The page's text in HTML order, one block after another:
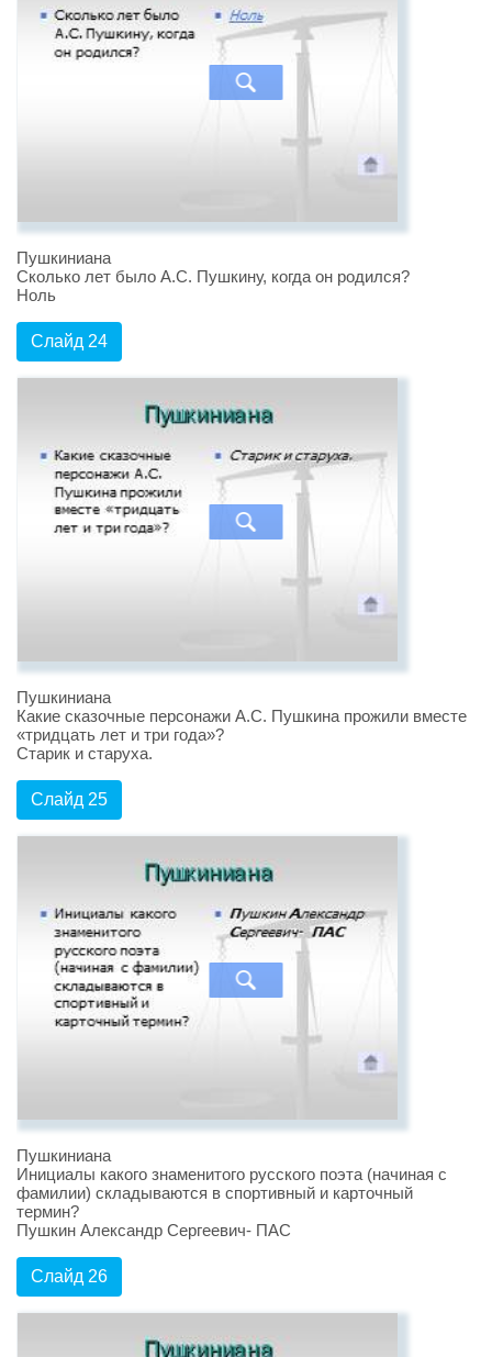
Пушкиниана
Сколько лет было А.С. Пушкину, когда он родился?
Ноль
Слайд 24
Пушкиниана
Какие сказочные персонажи А.С. Пушкина прожили вместе
«тридцать лет и три года»?
Старик и старуха.
Слайд 25
Пушкиниана
Инициалы какого знаменитого русского поэта (начиная с
фамилии) складываются в спортивный и карточный
термин?
Пушкин Александр Сергеевич- ПАС
Слайд 26